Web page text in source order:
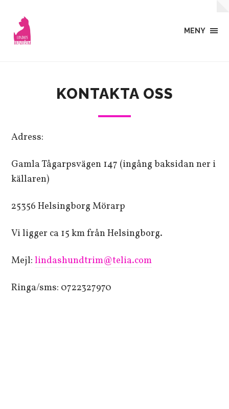
MENY
KONTAKTA OSS
Adress:
Gamla Tågarpsvägen 147 (ingång baksidan ner i
källaren)
25356 Helsingborg Mörarp
Vi ligger ca 15 km från Helsingborg.
Mejl:lindashundtrim@telia.com
Ringa/sms: 0722327970